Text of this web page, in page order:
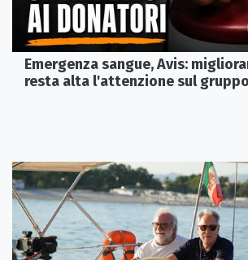
Emergenza sangue, Avis:
resta alta l'attenzione sul gruppo